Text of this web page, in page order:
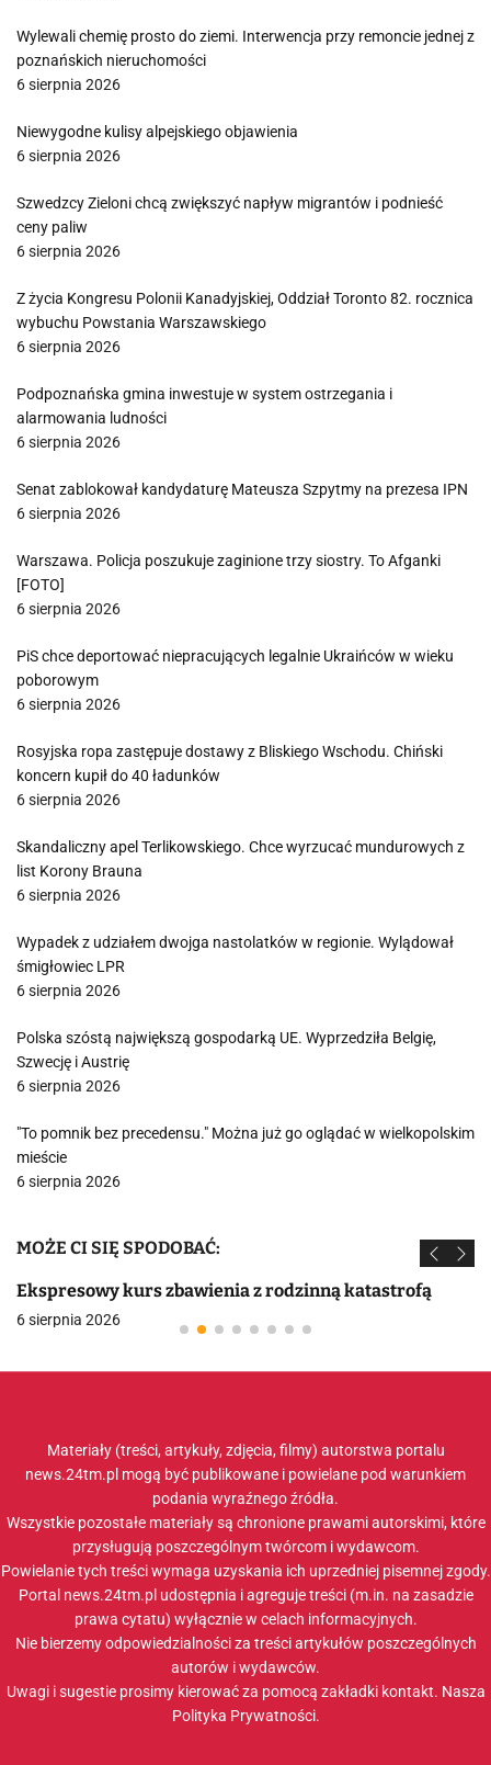
Wylewali chemię prosto do ziemi. Interwencja przy remoncie jednej z
poznańskich nieruchomości
6 sierpnia 2026
Niewygodne kulisy alpejskiego objawienia
6 sierpnia 2026
Szwedzcy Zieloni chcą zwiększyć napływ migrantów i podnieść
ceny paliw
6 sierpnia 2026
Z życia Kongresu Polonii Kanadyjskiej, Oddział Toronto 82. rocznica
wybuchu Powstania Warszawskiego
6 sierpnia 2026
Podpoznańska gmina inwestuje w system ostrzegania i
alarmowania ludności
6 sierpnia 2026
Senat zablokował kandydaturę Mateusza Szpytmy na prezesa IPN
6 sierpnia 2026
Warszawa. Policja poszukuje zaginione trzy siostry. To Afganki
[FOTO]
6 sierpnia 2026
PiS chce deportować niepracujących legalnie Ukraińców w wieku
poborowym
6 sierpnia 2026
Rosyjska ropa zastępuje dostawy z Bliskiego Wschodu. Chiński
koncern kupił do 40 ładunków
6 sierpnia 2026
Skandaliczny apel Terlikowskiego. Chce wyrzucać mundurowych z
list Korony Brauna
6 sierpnia 2026
Wypadek z udziałem dwojga nastolatków w regionie. Wylądował
śmigłowiec LPR
6 sierpnia 2026
Polska szóstą największą gospodarką UE. Wyprzedziła Belgię,
Szwecję i Austrię
6 sierpnia 2026
"To pomnik bez precedensu." Można już go oglądać w wielkopolskim
mieście
6 sierpnia 2026
MOŻE CI SIĘ SPODOBAĆ:
Ekspresowy kurs zbawienia z rodzinną katastrofą
6 sierpnia 2026
Materiały (treści, artykuły, zdjęcia, filmy) autorstwa portalu
news.24tm.pl mogą być publikowane i powielane pod warunkiem
podania wyraźnego źródła.
Wszystkie pozostałe materiały są chronione prawami autorskimi, które
przysługują poszczególnym twórcom i wydawcom.
Powielanie tych treści wymaga uzyskania ich uprzedniej pisemnej zgody.
Portal news.24tm.pl udostępnia i agreguje treści (m.in. na zasadzie
prawa cytatu) wyłącznie w celach informacyjnych.
Nie bierzemy odpowiedzialności za treści artykułów poszczególnych
autorów i wydawców.
Uwagi i sugestie prosimy kierować za pomocą zakładki kontakt. Nasza
Polityka Prywatności.